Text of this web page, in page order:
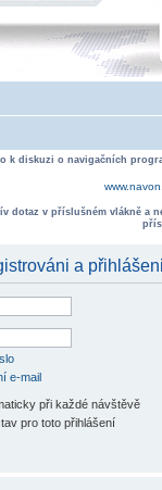
k diskuzi o navigačních
dotaz v příslušném vlákně a
a
e-mail
při každé návštěvě
pro toto přihlášení